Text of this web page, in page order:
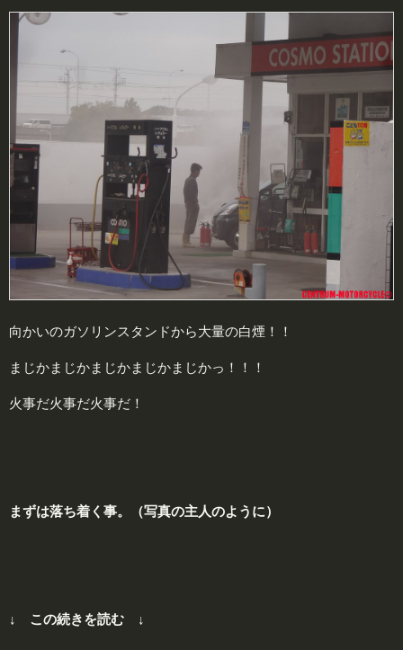
向かいのガソリンスタンドから大量の白煙！！
まじかまじかまじかまじかまじかっ！！！
火事だ火事だ火事だ！
まずは落ち着く事。（写真の主人のように）
↓ この続きを読む ↓